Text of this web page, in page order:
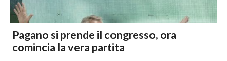
Pagano si prende il congresso, ora
comincia la vera partita